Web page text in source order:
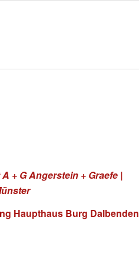
+ G Angerstein + Graefe |
Haupthaus Burg Dalbenden